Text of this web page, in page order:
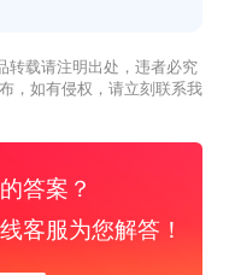
转载请注明出处，违者必究
，如有侵权，请立刻联系我
答案？
客服为您解答！